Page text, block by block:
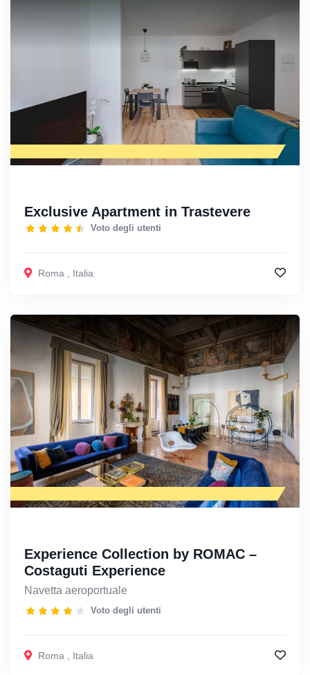
Exclusive Apartment in Trastevere
Voto degli utenti
Roma Italia
Experience Collection by ROMAC –
Costaguti Experience
Navetta aeroportuale
Voto degli utenti
Roma Italia